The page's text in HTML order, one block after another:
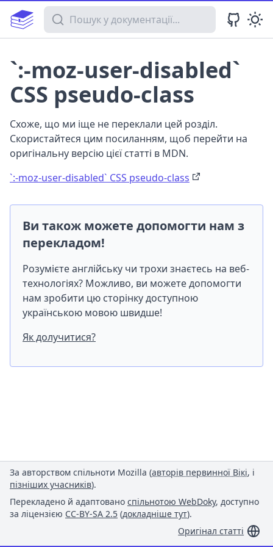
Пошук у документації
`:-moz-user-disabled`
CSS pseudo-class
Схоже, що ми іще не переклали цей розділ.
Скористайтеся цим посиланням, щоб перейти на
оригінальну версію цієї статті в MDN.
`:-moz-user-disabled` CSS pseudo-class
Ви також можете допомогти нам з
перекладом!
Розумієте англійську чи трохи знаєтесь на веб-
технологіях? Можливо, ви можете допомогти
нам зробити цю сторінку доступною
українською мовою швидше!
Як долучитися?
За авторством спільноти Mozilla (авторів первинної Вікі, і
пізніших учасників).
Перекладено й адаптовано спільнотою WebDoky, доступно
за ліцензією CC-BY-SA 2.5 (докладніше тут).
Оригінал статті